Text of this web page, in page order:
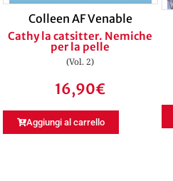
Colleen AF Venable
Cathy la catsitter. Nemiche
per la pelle
(Vol. 2)
16,90€
Aggiungi al carrello